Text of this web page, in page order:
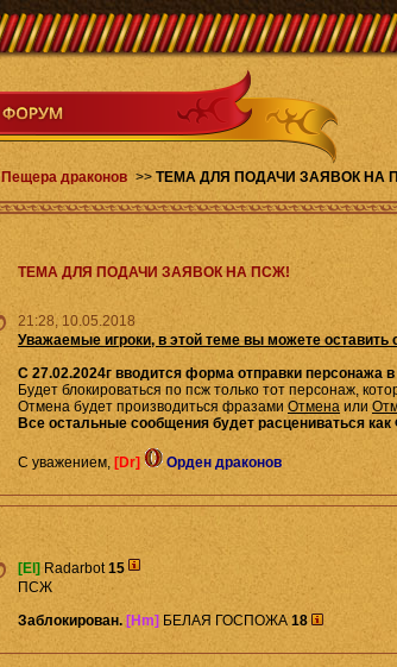
Пещера драконов >>ТЕМА ДЛЯ ПОДАЧИ ЗАЯВОК НА
ТЕМА ДЛЯ ПОДАЧИ ЗАЯВОК НА ПСЖ!
21:28, 10.05.2018
Уважаемые игроки, в этой теме вы можете оставить
С 27.02.2024г вводится форма отправки персонажа
Будет блокироваться по псж только тот персонаж,
Отмена будет производиться фразами Отмена или
Все остальные сообщения будет расцениваться
С уважением, [Dr] Орден драконов
[El] Radarbot15
ПСЖ
Заблокирован. [Hm] БЕЛАЯ ГОСПОЖА 18